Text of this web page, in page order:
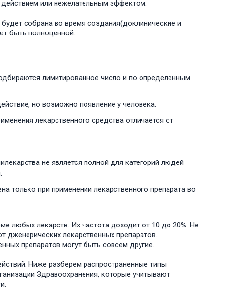
или нежелательным эффектом.
собрана во время создания(доклинические и
быть полноценной.
лимитированное число и по определенным
но возможно появление у человека.
лекарственного средства отличается от
не является полной для категорий людей
только при применении лекарственного препарата во
любых лекарств. Их частота доходит от 10 до 20%. Не
дженерических лекарственных препаратов.
препаратов могут быть совсем другие.
Ниже разберем распространенные типы
Здравоохранения, которые учитывают